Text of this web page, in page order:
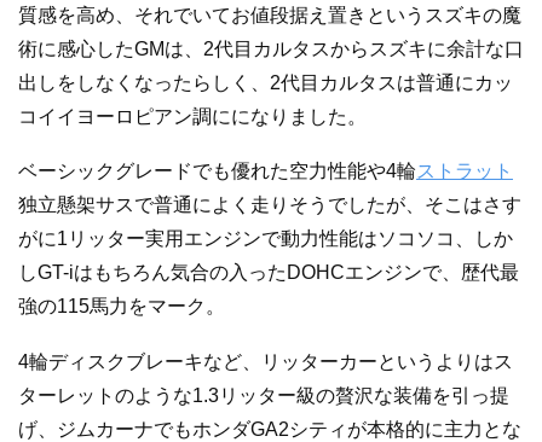
質感を高め、それでいてお値段据え置きというスズキの魔
術に感心したGMは、2代目カルタスからスズキに余計な口
出しをしなくなったらしく、2代目カルタスは普通にカッ
コイイヨーロピアン調にになりました。
ベーシックグレードでも優れた空力性能や4輪ストラット
独立懸架サスで普通によく走りそうでしたが、そこはさす
がに1リッター実用エンジンで動力性能はソコソコ、しか
しGT-iはもちろん気合の入ったDOHCエンジンで、歴代最
強の115馬力をマーク。
4輪ディスクブレーキなど、リッターカーというよりはス
ターレットのような1.3リッター級の贅沢な装備を引っ提
げ、ジムカーナでもホンダGA2シティが本格的に主力とな